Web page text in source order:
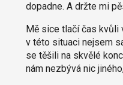
dopadne. A držte mi
Mě sice tlačí čas kvůli
v této situaci nejsem
se těšili na skvělé
nám nezbývá nic